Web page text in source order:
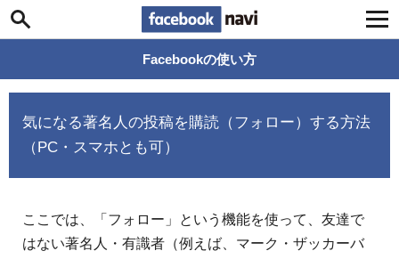
Facebook navi[フェイ
Facebookの使い方
気になる著名人の投稿を購読（フォロー）する方法
（PC・スマホとも可）
ここでは、「フォロー」という機能を使って、友達で
はない著名人・有識者（例えば、マーク・ザッカーバ